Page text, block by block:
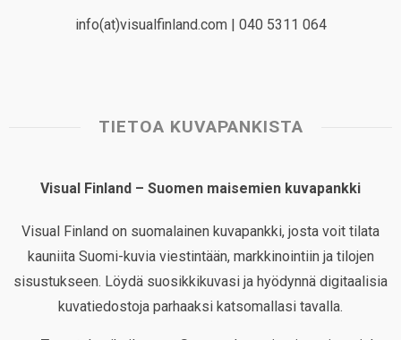
info(at)visualfinland.com | 040 5311 064
TIETOA KUVAPANKISTA
Visual Finland – Suomen maisemien kuvapankki
Visual Finland on suomalainen kuvapankki, josta voit tilata
kauniita Suomi-kuvia viestintään, markkinointiin ja tilojen
sisustukseen. Löydä suosikkikuvasi ja hyödynnä digitaalisia
kuvatiedostoja parhaaksi katsomallasi tavalla.